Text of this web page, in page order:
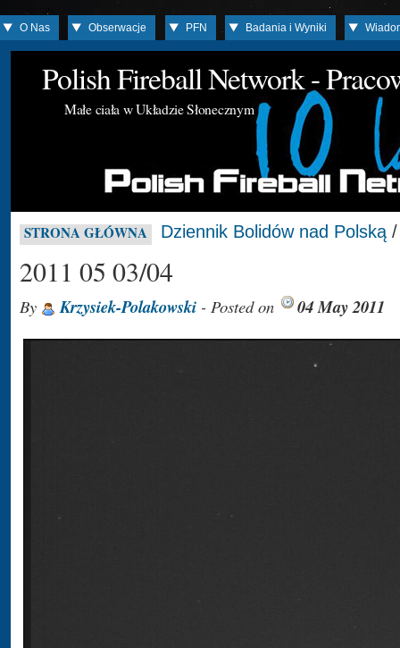
O Nas Obserwacje PFN Badania i Wyniki
Polish Fireball Network -
Małe ciała w Układzie Słonecznym
STRONA GŁÓWNA Dziennik Bolidów nad Polską
2011 05 03/04
By Krzysiek-Polakowski - Posted on 04 May 2011